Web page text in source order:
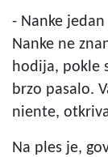
- Nanke
Nanke ne
hodija, pokle
brzo pasalo.
niente,
Na ples je,